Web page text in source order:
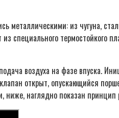
металлическими: из чугуна,
специального термостойкого
воздуха на фазе впуска.
открыт, опускающийся
наглядно показан